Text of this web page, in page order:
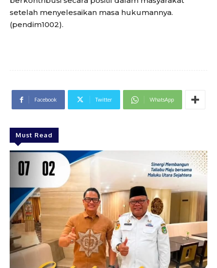
setelah menyelesaikan masa hukumannya.
(pendim1002).
Facebook Twitter WhatsApp
Must Read